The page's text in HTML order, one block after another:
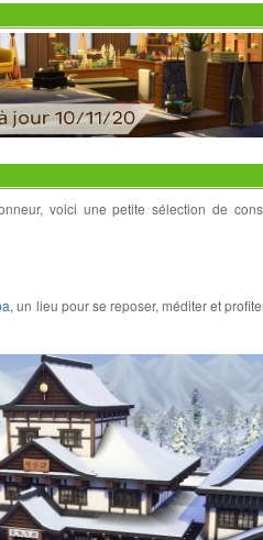
voici une petite sélection de
, un lieu pour se reposer, méditer et